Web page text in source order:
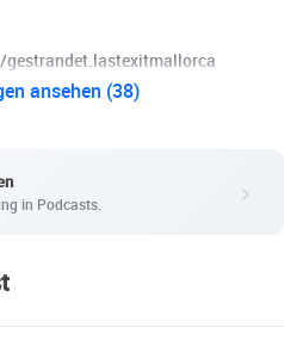
ansehen (38)
in Podcasts.